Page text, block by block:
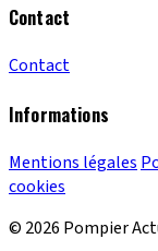
Contact
Contact
Informations
Mentions légales
cookies
© 2026 Pompier